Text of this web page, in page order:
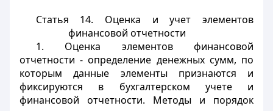
Статья 14. Оценка и учет элементов
финансовой отчетности
1. Оценка элементов финансовой
отчетности - определение денежных сумм, по
которым данные элементы признаются и
фиксируются в бухгалтерском учете и
финансовой отчетности. Методы и порядок